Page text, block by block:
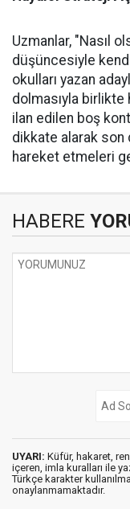
Uzmanlar, "Nasıl
düşüncesiyle
okulları yazan
dolmasıyla birlikte
ilan edilen boş
dikkate alarak
hareket etmeleri
HABERE
UYARI: Küfür, hakaret,
içeren, imla kuralları ile
Türkçe karakter
onaylanmamaktadır.